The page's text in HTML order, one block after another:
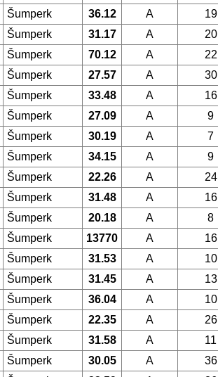
Šumperk 36.12 A 19
Šumperk 31.17 A 20
Šumperk 70.12 A 22
Šumperk 27.57 A 30
Šumperk 33.48 A 16
Šumperk 27.09 A 9
Šumperk 30.19 A 7
Šumperk 34.15 A 9
Šumperk 22.26 A 24
Šumperk 31.48 A 16
Šumperk 20.18 A 8
Šumperk 13770 A 16
Šumperk 31.53 A 10
Šumperk 31.45 A 13
Šumperk 36.04 A 10
Šumperk 22.35 A 26
Šumperk 31.58 A 11
Šumperk 30.05 A 36